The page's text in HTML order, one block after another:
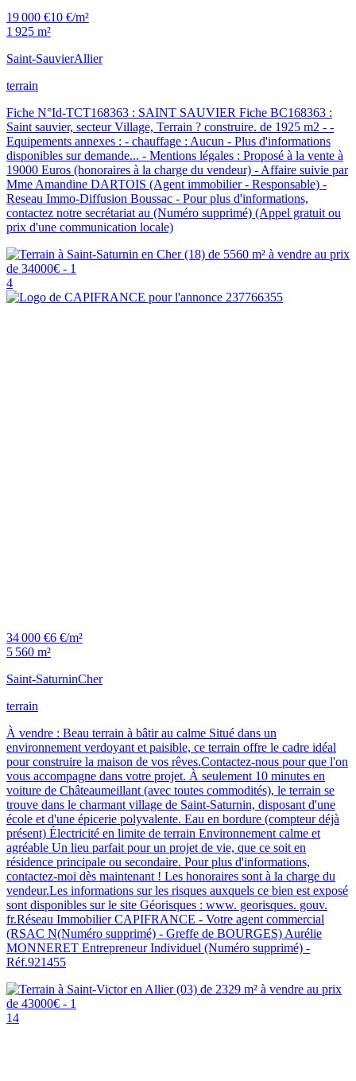
19 000 €10 €/m²
1 925 m²
Saint-SauvierAllier
terrain
Fiche N°Id-TCT168363 : SAINT SAUVIER Fiche BC168363 :
Saint sauvier, secteur Village, Terrain ? construire. de 1925 m2 - -
Equipements annexes : - chauffage : Aucun - Plus d'informations
disponibles sur demande... - Mentions légales : Proposé à la vente à
19000 Euros (honoraires à la charge du vendeur) - Affaire suivie par
Mme Amandine DARTOIS (Agent immobilier - Responsable) -
Reseau Immo-Diffusion Boussac - Pour plus d'informations,
contactez notre secrétariat au (Numéro supprimé) (Appel gratuit ou
prix d'une communication locale)
4
34 000 €6 €/m²
5 560 m²
Saint-SaturninCher
terrain
À vendre : Beau terrain à bâtir au calme Situé dans un
environnement verdoyant et paisible, ce terrain offre le cadre idéal
pour construire la maison de vos rêves.Contactez-nous pour que l'on
vous accompagne dans votre projet. À seulement 10 minutes en
voiture de Châteaumeillant (avec toutes commodités), le terrain se
trouve dans le charmant village de Saint-Saturnin, disposant d'une
école et d'une épicerie polyvalente. Eau en bordure (compteur déjà
présent) Électricité en limite de terrain Environnement calme et
agréable Un lieu parfait pour un projet de vie, que ce soit en
résidence principale ou secondaire. Pour plus d'informations,
contactez-moi dès maintenant ! Les honoraires sont à la charge du
vendeur.Les informations sur les risques auxquels ce bien est exposé
sont disponibles sur le site Géorisques : www. georisques. gouv.
fr.Réseau Immobilier CAPIFRANCE - Votre agent commercial
(RSAC N(Numéro supprimé) - Greffe de BOURGES) Aurélie
MONNERET Entrepreneur Individuel (Numéro supprimé) -
Réf.921455
14